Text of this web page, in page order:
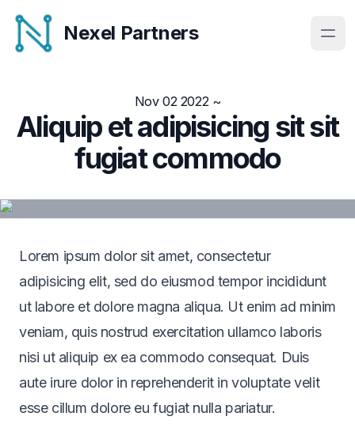
Nexel Partners
Nov 02 2022~
Aliquip et adipisicing sit sit
fugiat commodo
Lorem ipsum dolor sit amet, consectetur
adipisicing elit, sed do eiusmod tempor incididunt
ut labore et dolore magna aliqua. Ut enim ad minim
veniam, quis nostrud exercitation ullamco laboris
nisi ut aliquip ex ea commodo consequat. Duis
aute irure dolor in reprehenderit in voluptate velit
esse cillum dolore eu fugiat nulla pariatur.